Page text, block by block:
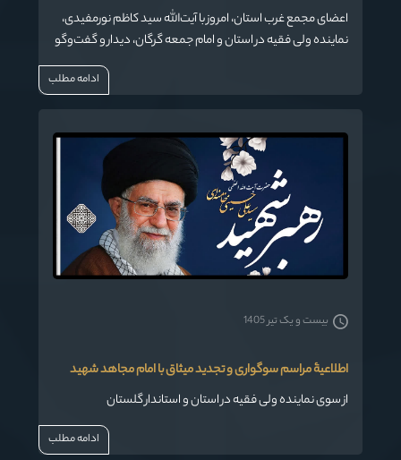
اعضای مجمع غرب استان، امروز با آیت‌الله سید کاظم نورمفیدی،
نماینده ولی فقیه در استان و امام جمعه گرگان، دیدار و گفت‌وگو
کردند. این دیدار حاوی نکات راهبردی درباره مسائل داخلی،
مدیریت کشور، ضرورت اتحاد و هوشمندی در برابر دشمنان بود.
ادامه مطلب
اطلاعیۀ مراسم سوگواری و تجدید میثاق با امام مجاهد شهید
از سوی نماینده ولی فقیه در استان و استاندار گلستان
بیست و یک تیر 1405
ادامه مطلب